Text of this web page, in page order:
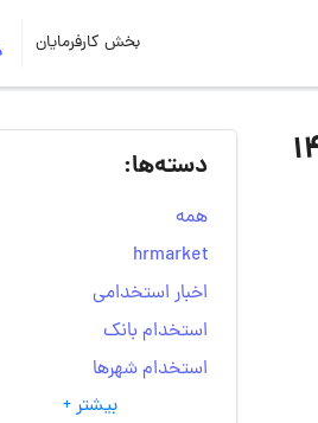
بخش کارفرمایان
دسته‌ها:
همه
hrmarket
اخبار استخدامی
استخدام بانک
استخدام شهرها
انتخاب مسیر شغلی
بیشتر +